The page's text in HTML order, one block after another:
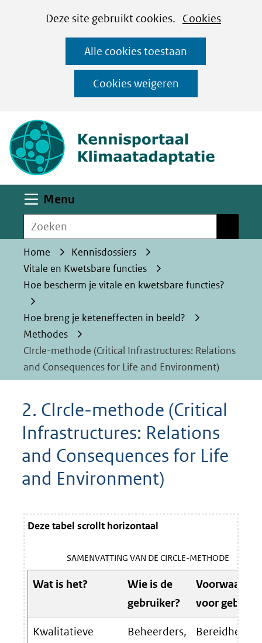
CookiesDeze site gebruikt cookies. Cookies
op
deze
website
worden
toegestaan
geweigerd.
Alle cookies toestaan
Cookies weigeren
Ga
naar
de
inhoud
Menu
Zoeken
Home
Kennisdossiers
Vitale en Kwetsbare functies
Hoe bescherm je vitale en kwetsbare functies?
Hoe breng je keteneffecten in beeld?
Methodes
CIrcle-methode (Critical Infrastructures: Relations
and Consequences for Life and Environment)
2. CIrcle-methode (Critical
Infrastructures: Relations
and Consequences for Life
and Environment)
Deze tabel scrollt horizontaal
SAMENVATTING VAN DE CIRCLE-METHODE
Wat is het?
Wie is de
gebruiker?
Voorwaarden
voor gebruik
Kwalitatieve
Beheerders,
Bereidheid